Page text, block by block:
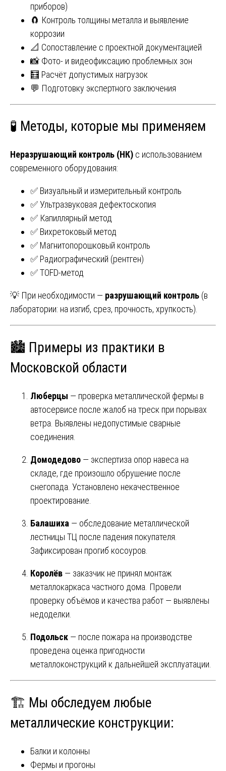
приборов)
🧲 Контроль толщины металла и выявление
коррозии
📐 Сопоставление с проектной документацией
📸 Фото- и видеофиксацию проблемных зон
🧮 Расчёт допустимых нагрузок
💬 Подготовку экспертного заключения
🧪 Методы, которые мы применяем
Неразрушающий контроль (НК) с использованием
современного оборудования:
✅ Визуальный и измерительный контроль
✅ Ультразвуковая дефектоскопия
✅ Капиллярный метод
✅ Вихретоковый метод
✅ Магнитопорошковый контроль
✅ Радиографический (рентген)
✅ TOFD-метод
💡 При необходимости — разрушающий контроль (в
лаборатории: на изгиб, срез, прочность, хрупкость).
🏙 Примеры из практики в
Московской области
Люберцы — проверка металлической фермы в
автосервисе после жалоб на треск при порывах
ветра. Выявлены недопустимые сварные
соединения.
Домодедово — экспертиза опор навеса на
складе, где произошло обрушение после
снегопада. Установлено некачественное
проектирование.
Балашиха — обследование металлической
лестницы ТЦ после падения покупателя.
Зафиксирован прогиб косоуров.
Королёв — заказчик не принял монтаж
металлокаркаса частного дома. Провели
проверку объёмов и качества работ — выявлены
недоделки.
Подольск — после пожара на производстве
проведена оценка пригодности
металлоконструкций к дальнейшей эксплуатации.
🏗️ Мы обследуем любые
металлические конструкции:
Балки и колонны
Фермы и прогоны